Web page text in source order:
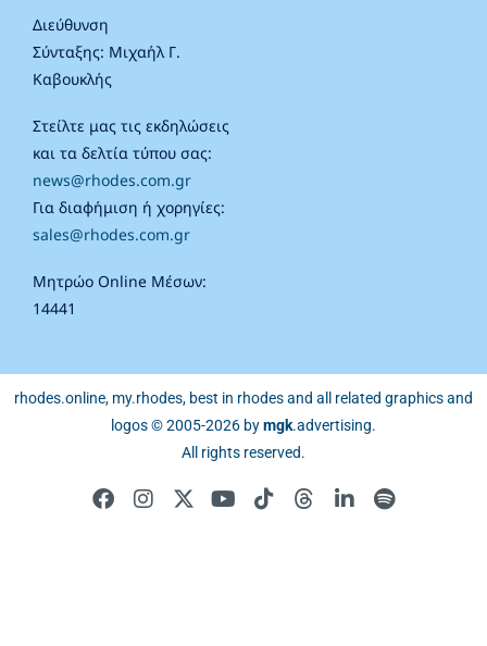
Διεύθυνση
Σύνταξης: Μιχαήλ Γ.
Καβουκλής
Στείλτε μας τις εκδηλώσεις
και τα δελτία τύπου σας:
news@rhodes.com.gr
Για διαφήμιση ή χορηγίες:
sales@rhodes.com.gr
Μητρώο Online Μέσων:
14441
rhodes.online, my.rhodes, best in rhodes and all related graphics and
logos © 2005-2026 bymgk.advertising.
All rights reserved.